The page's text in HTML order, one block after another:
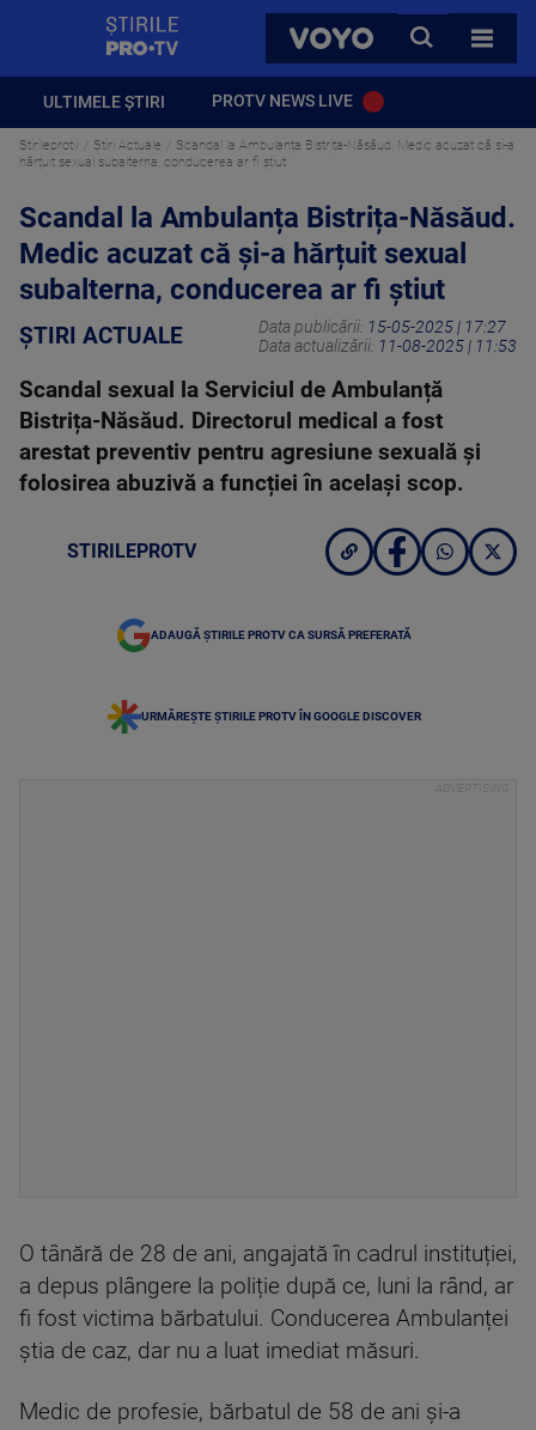
VOYO
CAUTA
TOATE
ULTIMELE ȘTIRI PROTV NEWS LIVE
Stirileprotv Știri Actuale
Scandal la Ambulanța Bistrița-Năsăud. Medic acuzat că și-a
hărțuit sexual subalterna, conducerea ar fi știut
Scandal la Ambulanța Bistrița-Năsăud.
Medic acuzat că și-a hărțuit sexual
subalterna, conducerea ar fi știut
ȘTIRI ACTUALE Data publicării: 15-05-2025 | 17:27
Data actualizării: 11-08-2025 | 11:53
Scandal sexual la Serviciul de Ambulanță
Bistrița-Năsăud. Directorul medical a fost
arestat preventiv pentru agresiune sexuală și
folosirea abuzivă a funcției în același scop.
STIRILEPROTV
ADAUGĂ ȘTIRILE PROTV CA SURSĂ PREFERATĂ
URMĂREȘTE ȘTIRILE PROTV ÎN GOOGLE DISCOVER
O tânără de 28 de ani, angajată în cadrul instituției,
a depus plângere la poliție după ce, luni la rând, ar
fi fost victima bărbatului. Conducerea Ambulanței
știa de caz, dar nu a luat imediat măsuri.
Medic de profesie, bărbatul de 58 de ani și-a